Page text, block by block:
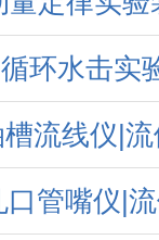
环水击实
流线仪|
口管嘴仪|